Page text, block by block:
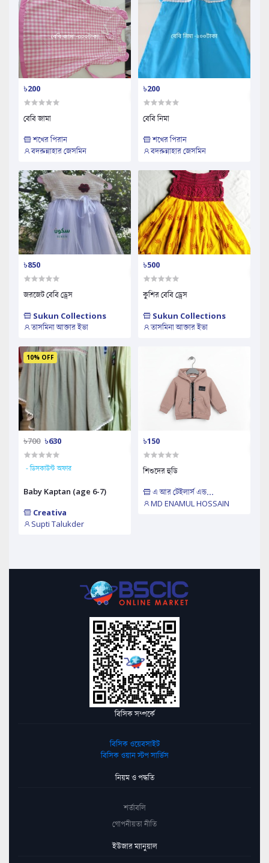
৳200
বেবি জামা
শখের পিরান
বদরুন্নাহার জেসমিন
৳200
বেবি নিমা
শখের পিরান
বদরুন্নাহার জেসমিন
৳850
জরজেট বেবি ড্রেস
Sukun Collections
তাসমিনা আক্তার ইভা
৳500
কুশির বেবি ড্রেস
Sukun Collections
তাসমিনা আক্তার ইভা
৳700
10% OFF
৳630
- ডিসকাউন্ট অফার
Baby Kaptan (age 6-7)
Creativa
Supti Talukder
৳150
শিশুদের হুডি
এ আর টেইলার্স এন্ড...
MD ENAMUL HOSSAIN
বিসিক সম্পর্কে
বিসিক ওয়েবসাইট
বিসিক ওয়ান স্টপ সার্ভিস
নিয়ম ও পদ্ধতি
শর্তাবলি
গোপনীয়তা নীতি
ইউজার ম্যানুয়াল